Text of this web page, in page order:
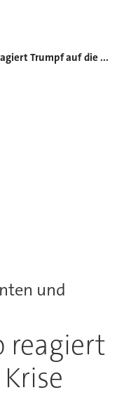
Coronavirus: So reagiert Trumpf auf die Krise
und
reagiert